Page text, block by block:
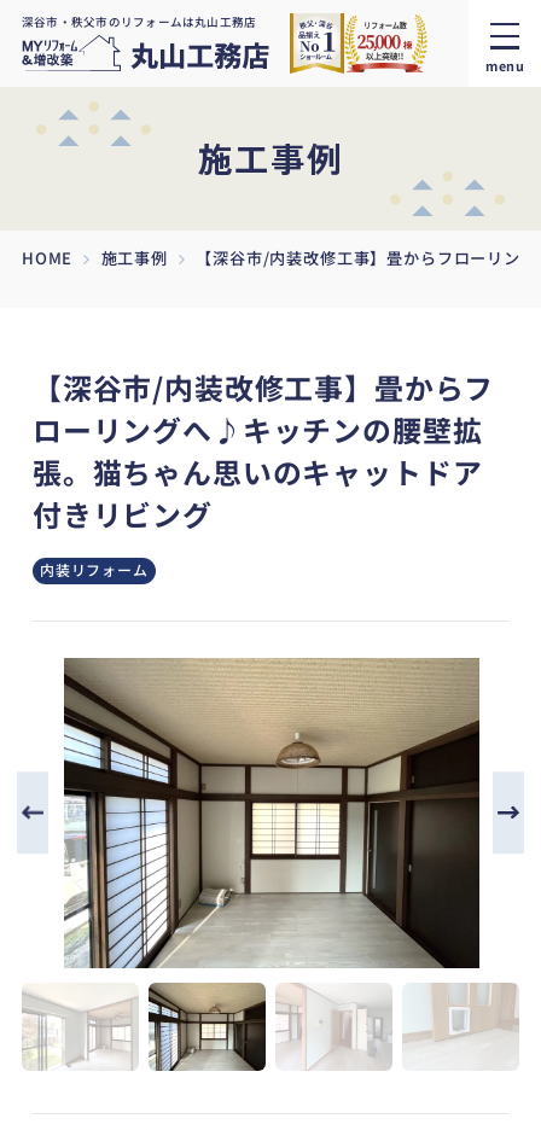
深谷市・秩父市のリフォームは丸山工務店
menu
施工事例
HOME 施工事例 【深谷市/内装改修工事】畳からフローリン
【深谷市/内装改修工事】畳からフ
ローリングへ♪キッチンの腰壁拡
張。猫ちゃん思いのキャットドア
付きリビング
内装リフォーム